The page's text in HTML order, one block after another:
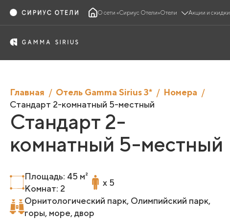
О сети «Сириус Отели»Отели Акции и скидки
Главная Отель Gamma Sirius 3*
Номера
Стандарт 2-комнатный 5-местный
Стандарт 2-
комнатный 5-местный
Площадь: 45 м²
Комнат: 2
x 5
Орнитологический парк, Олимпийский парк,
горы, море, двор